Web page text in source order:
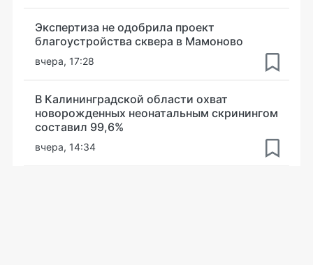
Экспертиза не одобрила проект
благоустройства сквера в Мамоново
вчера, 17:28
В Калининградской области охват
новорожденных неонатальным скринингом
составил 99,6%
вчера, 14:34